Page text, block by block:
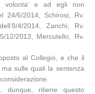
volonta’ e ad egli non
24/6/2014, Schirosi, Rv.
4/2014, Zanchi, Rv.
2013, Mercutello, Rv.
al Collegio, e che il
sulle quali la sentenza
dunque, ritiene questo